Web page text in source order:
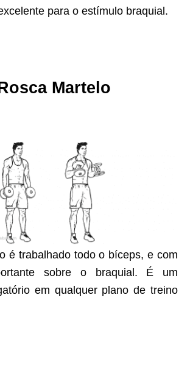
para o estímulo braquial.
Martelo
é trabalhado todo o bíceps, e com
sobre o braquial. É um
em qualquer plano de treino